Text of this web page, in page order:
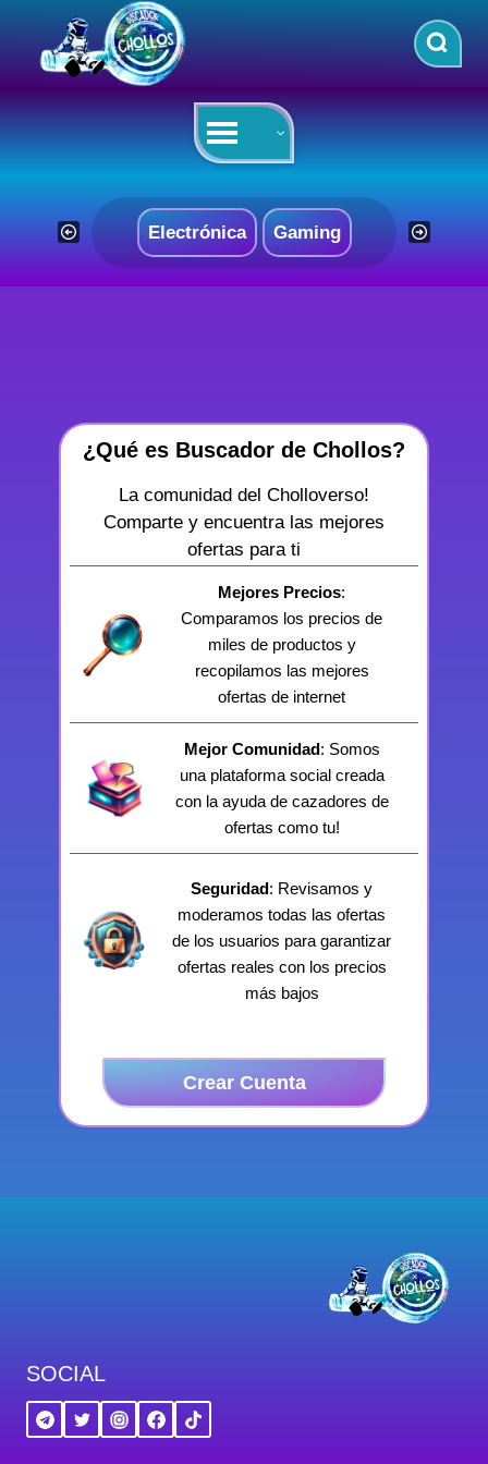
contenido
Electrónica Gaming
¿Qué es Buscador de Chollos?
La comunidad del Cholloverso!
Comparte y encuentra las mejores
ofertas para ti
Mejores Precios:
Comparamos los precios de
miles de productos y
recopilamos las mejores
ofertas de internet
Mejor Comunidad: Somos
una plataforma social creada
con la ayuda de cazadores de
ofertas como tu!
Seguridad: Revisamos y
moderamos todas las ofertas
de los usuarios para garantizar
ofertas reales con los precios
más bajos
Crear Cuenta
SOCIAL